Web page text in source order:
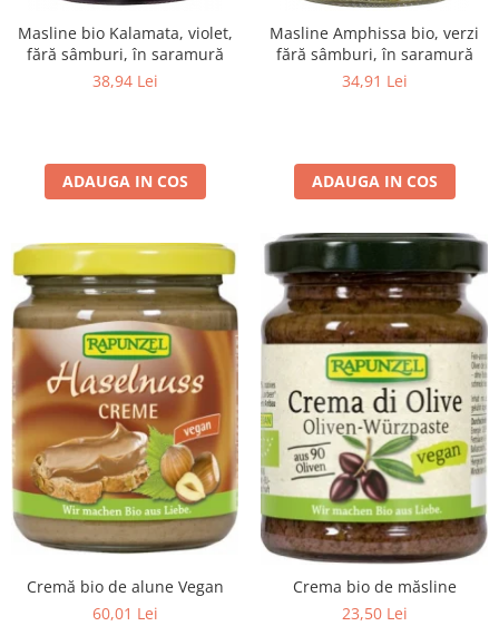
Masline bio Kalamata, violet,
fără sâmburi, în saramură
38,94 Lei
ADAUGA IN COS
Masline Amphissa bio, verzi
fără sâmburi, în saramură
34,91 Lei
ADAUGA IN COS
Cremă bio de alune Vegan
60,01 Lei
Crema bio de măsline
23,50 Lei